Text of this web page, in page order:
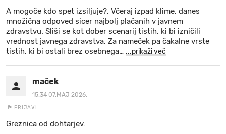
A mogoče kdo spet izsiljuje?. Včeraj izpad klime, danes
množična odpoved sicer najbolj plačanih v javnem
zdravstvu. Sliši se kot dober scenarij tistih, ki bi izničili
vrednost javnega zdravstva. Za nameček pa čakalne vrste
tistih, ki bi ostali brez osebnega… ...prikaži več
maček
15:34 07.MAJ 2026.
PRIJAVI
Greznica od dohtarjev.